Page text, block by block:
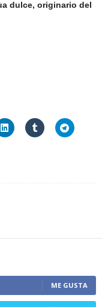
dulce, originario del
ME GUSTA